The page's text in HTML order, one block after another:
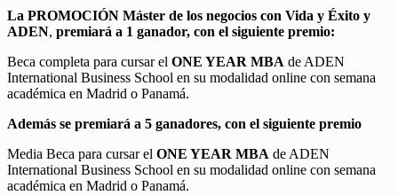
La PROMOCIÓN Máster de los negocios con Vida y Éxito y
ADEN, premiará a 1 ganador, con el siguiente premio:
Beca completa para cursar el ONE YEAR MBA de ADEN
International Business School en su modalidad online con semana
académica en Madrid o Panamá.
Además se premiará a 5 ganadores, con el siguiente premio
Media Beca para cursar el ONE YEAR MBA de ADEN
International Business School en su modalidad online con semana
académica en Madrid o Panamá.